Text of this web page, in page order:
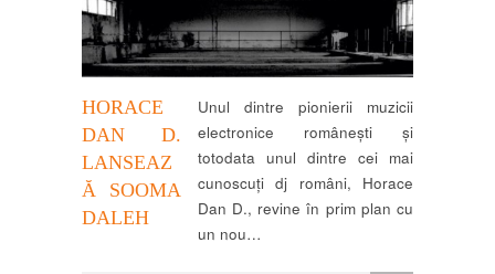
HORACE
DAN D.
LANSEAZ
Ă SOOMA
DALEH
Unul dintre pionierii muzicii
electronice românești și
totodata unul dintre cei mai
cunoscuți dj români, Horace
Dan D., revine în prim plan cu
un nou…